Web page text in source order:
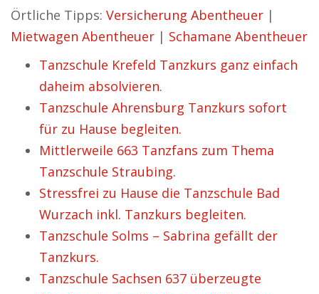
Örtliche Tipps: Versicherung Abentheuer |
Mietwagen Abentheuer | Schamane Abentheuer
Tanzschule Krefeld Tanzkurs ganz einfach
daheim absolvieren.
Tanzschule Ahrensburg Tanzkurs sofort
für zu Hause begleiten.
Mittlerweile 663 Tanzfans zum Thema
Tanzschule Straubing.
Stressfrei zu Hause die Tanzschule Bad
Wurzach inkl. Tanzkurs begleiten.
Tanzschule Solms – Sabrina gefällt der
Tanzkurs.
Tanzschule Sachsen 637 überzeugte